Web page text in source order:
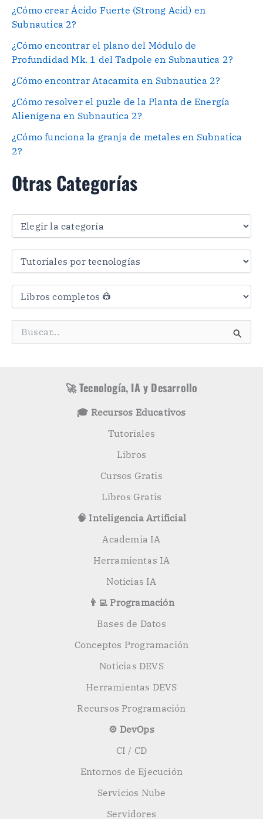
¿Cómo crear Ácido Fuerte (Strong Acid) en
Subnautica 2?
¿Cómo encontrar el plano del Módulo de
Profundidad Mk. 1 del Tadpole en Subnautica 2?
¿Cómo encontrar Atacamita en Subnautica 2?
¿Cómo resolver el puzle de la Planta de Energía
Alienígena en Subnautica 2?
¿Cómo funciona la granja de metales en Subnatica
2?
Otras Categorías
O
a
a
🚀 Tecnología, IA y Desarrollo
🎓 Recursos Educativos
Tutoriales
Libros
Cursos Gratis
Libros Gratis
🧠 Inteligencia Artificial
Academia IA
Herramientas IA
Noticias IA
👨‍💻 Programación
Bases de Datos
Conceptos Programación
Noticias DEVS
Herramientas DEVS
Recursos Programación
⚙️ DevOps
CI / CD
Entornos de Ejecución
Servicios Nube
Servidores